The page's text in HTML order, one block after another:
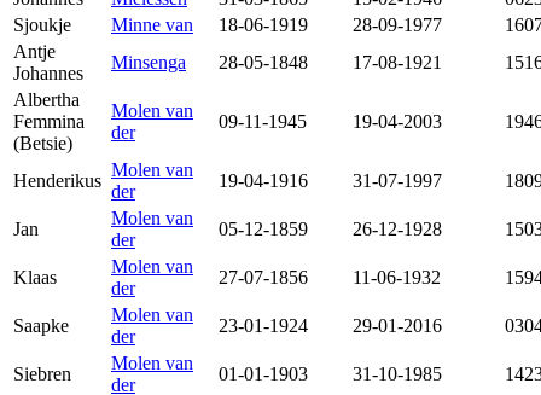
Sjoukje
Minne van 18-06-1919 28-09-1977
Antje
Johannes
Minsenga 28-05-1848 17-08-1921
Albertha
Femmina
(Betsie)
Molen van
der
09-11-1945 19-04-2003
Henderikus
Molen van
der
19-04-1916 31-07-1997
Jan
Molen van
der
05-12-1859 26-12-1928
Klaas
Molen van
der
27-07-1856 11-06-1932
Saapke
Molen van
der
23-01-1924 29-01-2016
Siebren
Molen van
der
01-01-1903 31-10-1985